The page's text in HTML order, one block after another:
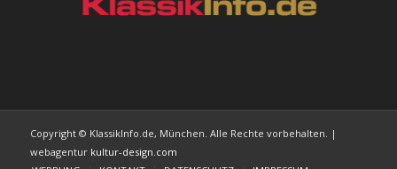
Copyright © KlassikInfo.de, München. Alle Rechte vorbehalten. |
webagentur kultur-design.com